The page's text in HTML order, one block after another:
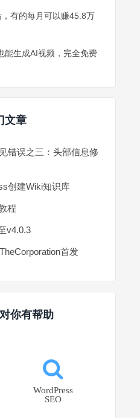
有的每月可以赚45.8万
能生成AI视频，完全免费
文章
错误之三：头部信息修
创建Wiki知识库
程
v4.0.3
首发
你有帮助
WordPress
SEO